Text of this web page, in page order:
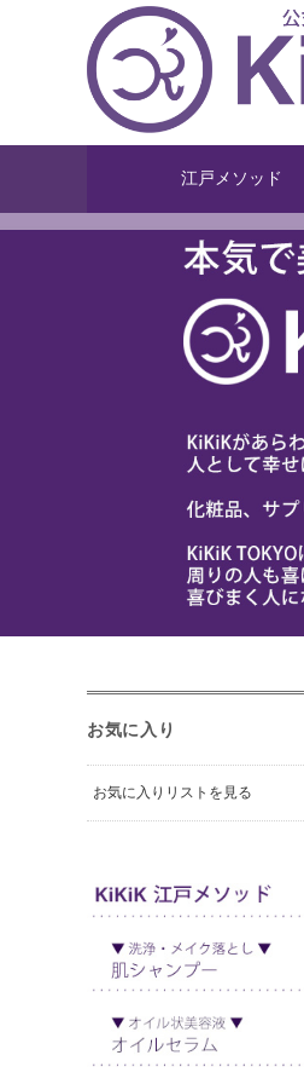
江戸メソッド
お気に入り
お気に入りリストを見る